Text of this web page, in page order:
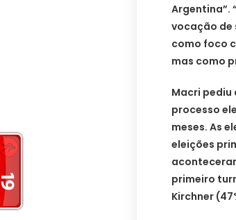
Argentina”.
vocação de
como foco
mas como
Macri pediu
processo
meses. As
eleições
primeiro
Kirchner